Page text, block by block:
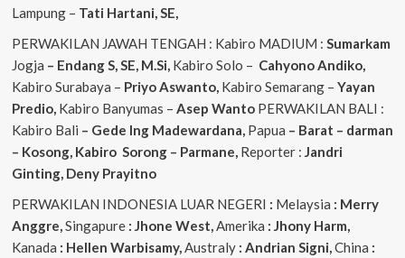
Lampung – Tati Hartani, SE,
PERWAKILAN JAWAH TENGAH : Kabiro MADIUM : Sumarkam
Jogja – Endang S, SE, M.Si, Kabiro Solo – CahyonoAndiko,
Kabiro Surabaya – PriyoAswanto, Kabiro Semarang – Yayan
Predio, Kabiro Banyumas – Asep WantoPERWAKILAN BALI :
Kabiro Bali – Gede Ing Madewardana, Papua – Barat – darman
– Kosong, Kabiro Sorong – Parmane, Reporter : Jandri
Ginting, Deny Prayitno
PERWAKILAN INDONESIA LUAR NEGERI : Melaysia : Merry
Anggre,Singapure: Jhone West,Amerika : Jhony Harm,
Kanada : Hellen Warbisamy,Australy : Andrian Signi,China :